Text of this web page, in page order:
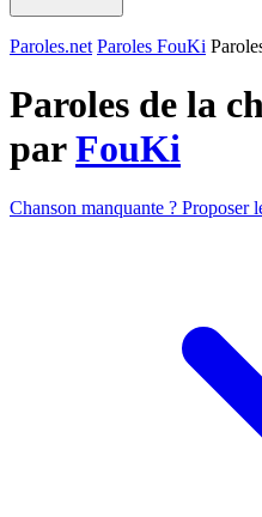
Paroles.net Paroles FouKi
Paroles de la
parFouKi
Chanson manquante ? Proposer